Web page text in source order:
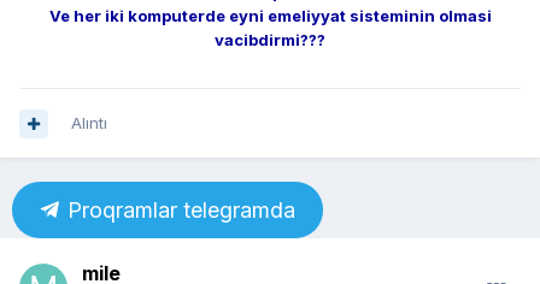
Ve her iki komputerde eyni emeliyyat sisteminin olmasi
vacibdirmi???
Alıntı
Proqramlar telegramda
mile